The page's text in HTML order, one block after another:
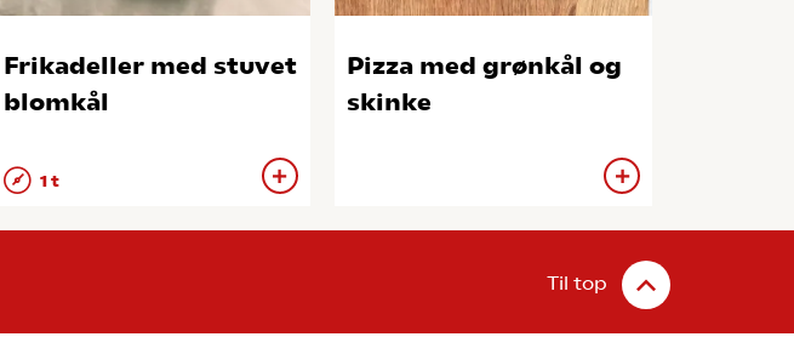
Frikadeller med stuvet
blomkål
1 t
Pizza med grønkål og
skinke
Til top